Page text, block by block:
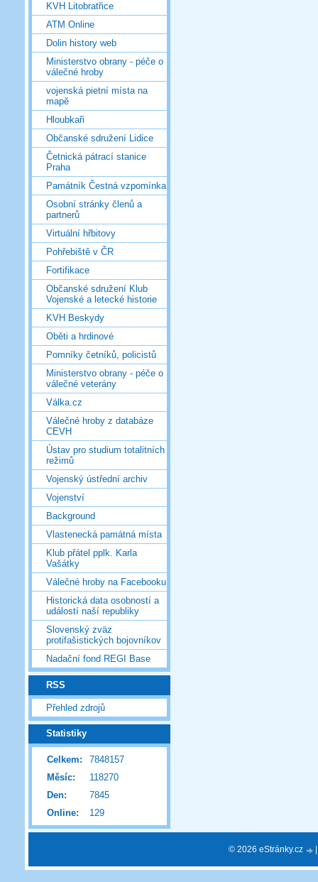
KVH Litobratřice
ATM Online
Dolin history web
Ministerstvo obrany - péče o
válečné hroby
vojenská pietní místa na
mapě
Hloubkaři
Občanské sdružení Lidice
Četnická pátrací stanice
Praha
Památník Čestná vzpomínka
Osobní stránky členů a
partnerů
Virtuální hřbitovy
Pohřebiště v ČR
Fortifikace
Občanské sdružení Klub
Vojenské a letecké historie
KVH Beskydy
Oběti a hrdinové
Pomníky četníků, policistů
Ministerstvo obrany - péče o
válečné veterány
Válka.cz
Válečné hroby z databáze
CEVH
Ústav pro studium totalitních
režimů
Vojenský ústřední archiv
Vojenství
Background
Vlastenecká památná místa
Klub přátel pplk. Karla
Vašátky
Válečné hroby na Facebooku
Historická data osobností a
událostí naší republiky
Slovenský zväz
protifašistických bojovníkov
Nadační fond REGI Base
RSS
Přehled zdrojů
Statistiky
Online: 129
Celkem:
7848157
Měsíc:
118270
Den:
7845
© 2026 eStránky.cz